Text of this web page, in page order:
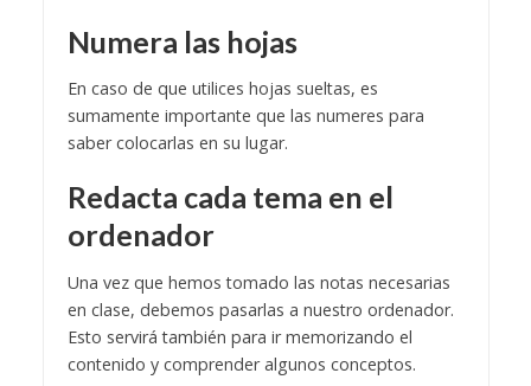
Numera las hojas
En caso de que utilices hojas sueltas, es
sumamente importante que las numeres para
saber colocarlas en su lugar.
Redacta cada tema en el
ordenador
Una vez que hemos tomado las notas necesarias
en clase, debemos pasarlas a nuestro ordenador.
Esto servirá también para ir memorizando el
contenido y comprender algunos conceptos.